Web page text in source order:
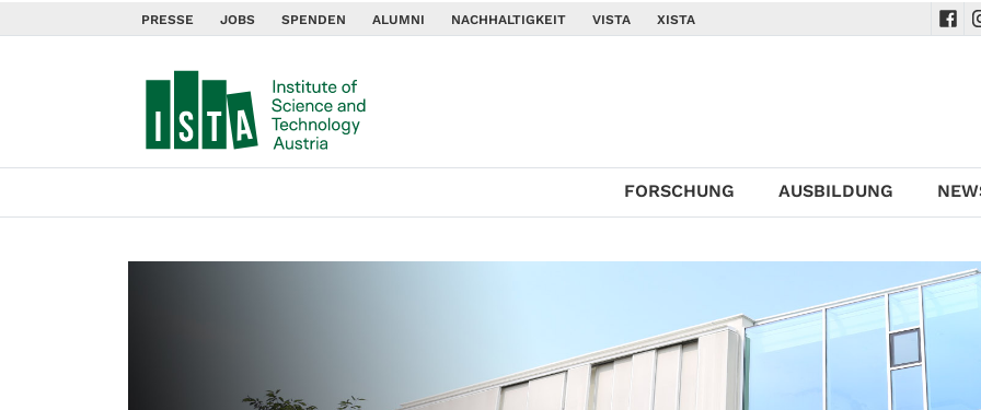
PRESSE JOBS SPENDEN ALUMNI NACHHALTIGKEIT VISTA XISTA
FORSCHUNG AUSBILDUNG